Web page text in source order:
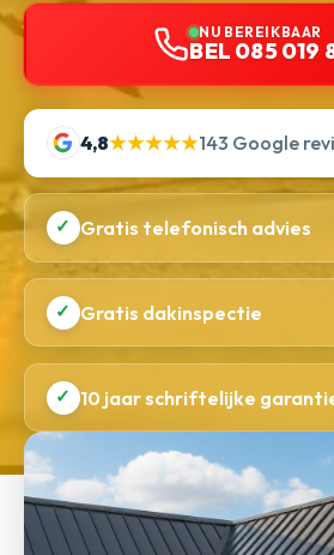
NU BEREIKBAAR
BEL 085 019
4,8★★★★★143 Google
✓ Gratis telefonisch advies
✓ Gratis dakinspectie
✓ 10 jaar schriftelijke